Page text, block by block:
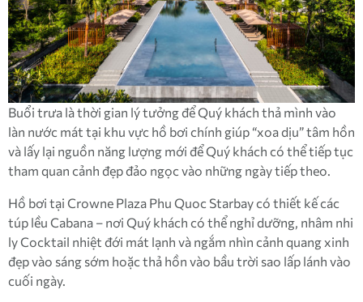
Buổi trưa là thời gian lý tưởng để Quý khách thả mình vào
làn nước mát tại khu vực hồ bơi chính giúp “xoa dịu” tâm hồn
và lấy lại nguồn năng lượng mới để Quý khách có thể tiếp tục
tham quan cảnh đẹp đảo ngọc vào những ngày tiếp theo.
Hồ bơi tại Crowne Plaza Phu Quoc Starbay có thiết kế các
túp lều Cabana – nơi Quý khách có thể nghỉ dưỡng, nhâm nhi
ly Cocktail nhiệt đới mát lạnh và ngắm nhìn cảnh quang xinh
đẹp vào sáng sớm hoặc thả hồn vào bầu trời sao lấp lánh vào
cuối ngày.